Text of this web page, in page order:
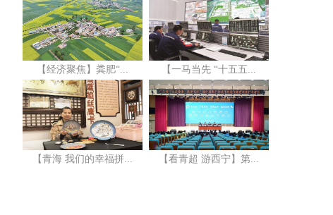
【经济聚焦】粪肥“... 【一马当先 “十五五...
【青海 我们的幸福拼... 【看青超 游西宁】第...